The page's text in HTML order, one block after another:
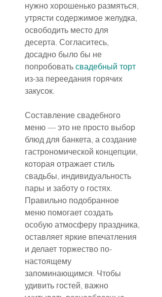
нужно хорошенько размяться,
утрясти содержимое желудка,
освободить место для
десерта. Согласитесь,
досадно было бы не
попробовать свадебный торт
из-за переедания горячих
закусок.
Составление свадебного
меню — это не просто выбор
блюд для банкета, а создание
гастрономической концепции,
которая отражает стиль
свадьбы, индивидуальность
пары и заботу о гостях.
Правильно подобранное
меню помогает создать
особую атмосферу праздника,
оставляет яркие впечатления
и делает торжество по-
настоящему
запоминающимся. Чтобы
удивить гостей, важно